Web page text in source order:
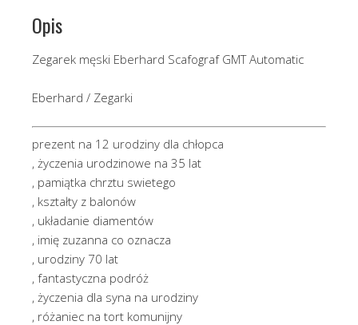
Opis
Zegarek męski Eberhard Scafograf GMT Automatic
Eberhard / Zegarki
prezent na 12 urodziny dla chłopca
, życzenia urodzinowe na 35 lat
, pamiątka chrztu swietego
, kształty z balonów
, układanie diamentów
, imię zuzanna co oznacza
, urodziny 70 lat
, fantastyczna podróż
, życzenia dla syna na urodziny
, różaniec na tort komunijny